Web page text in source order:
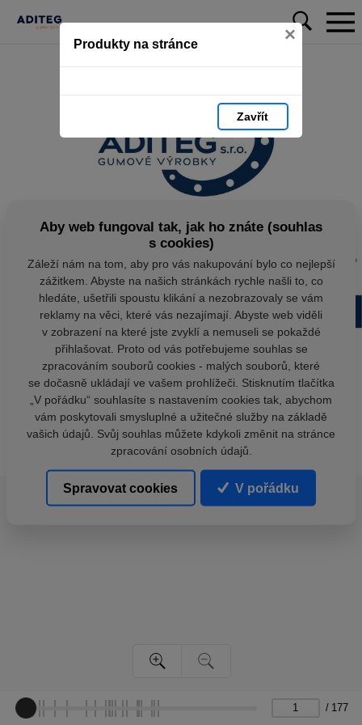
Produkty na stránce ×
Zavřít
/ 177
Aby web fungoval tak, jak ho znáte (souhlas
s cookies)
Záleží nám na tom, aby pro vás nakupování bylo co nejlepší
zážitkem. Abyste na našich stránkách rychle našli to, co
hledáte, ušetřili spoustu klikání a nezobrazovaly se vám
reklamy na věci, které vás nezajímají. Abyste web viděli
v zobrazení na které jste zvyklí a nemuseli se pokaždé
přihlašovat. Proto od vás potřebujeme souhlas se
zpracováním souborů cookies - malých souborů, které
se dočasně ukládají ve vašem prohlížeči. Stisknutím tlačítka
„V pořádku“ souhlasíte s nastavením cookies tak, abychom
vám poskytovali smysluplné a užitečné služby na základě
vašich údajů. Svůj souhlas můžete kdykoli změnit na stránce
zpracování osobních údajů.
Spravovat cookies V pořádku